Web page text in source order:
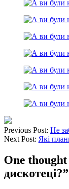
Previous Post: Не
Next Post: Які
One thought
дискотеці?”